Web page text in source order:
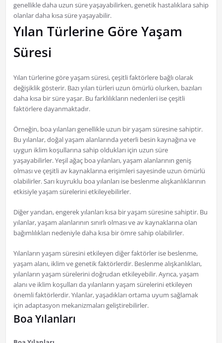
genellikle daha uzun süre yaşayabilirken, genetik hastalıklara sahip
olanlar daha kısa süre yaşayabilir.
Yılan Türlerine Göre Yaşam
Süresi
Yılan türlerine göre yaşam süresi, çeşitli faktörlere bağlı olarak
değişiklik gösterir. Bazı yılan türleri uzun ömürlü olurken, bazıları
daha kısa bir süre yaşar. Bu farklılıkların nedenleri ise çeşitli
faktörlere dayanmaktadır.
Örneğin, boa yılanları genellikle uzun bir yaşam süresine sahiptir.
Bu yılanlar, doğal yaşam alanlarında yeterli besin kaynağına ve
uygun iklim koşullarına sahip oldukları için uzun süre
yaşayabilirler. Yeşil ağaç boa yılanları, yaşam alanlarının geniş
olması ve çeşitli av kaynaklarına erişimleri sayesinde uzun ömürlü
olabilirler. Sarı kuyruklu boa yılanları ise beslenme alışkanlıklarının
etkisiyle yaşam sürelerini etkileyebilirler.
Diğer yandan, engerek yılanları kısa bir yaşam süresine sahiptir. Bu
yılanlar, yaşam alanlarının sınırlı olması ve av kaynaklarına olan
bağımlılıkları nedeniyle daha kısa bir ömre sahip olabilirler.
Yılanların yaşam süresini etkileyen diğer faktörler ise beslenme,
yaşam alanı, iklim ve genetik faktörlerdir. Beslenme alışkanlıkları,
yılanların yaşam sürelerini doğrudan etkileyebilir. Ayrıca, yaşam
alanı ve iklim koşulları da yılanların yaşam sürelerini etkileyen
önemli faktörlerdir. Yılanlar, yaşadıkları ortama uyum sağlamak
için adaptasyon mekanizmaları geliştirebilirler.
Boa Yılanları